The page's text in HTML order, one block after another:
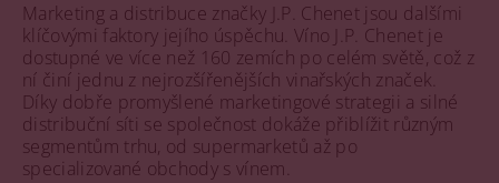
Marketing a distribuce značky J.P. Chenet jsou dalšími
klíčovými faktory jejího úspěchu. Víno J.P. Chenet je
dostupné ve více než 160 zemích po celém světě, což z
ní činí jednu z nejrozšířenějších vinařských značek.
Díky dobře promyšlené marketingové strategii a silné
distribuční síti se společnost dokáže přiblížit různým
segmentům trhu, od supermarketů až po
specializované obchody s vínem.